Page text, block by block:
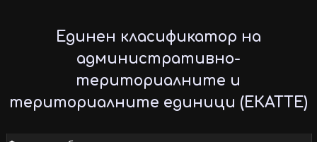
to
main
content
Единен класификатор на
административно-
териториалните и
териториалните единици (ЕКАТТЕ)